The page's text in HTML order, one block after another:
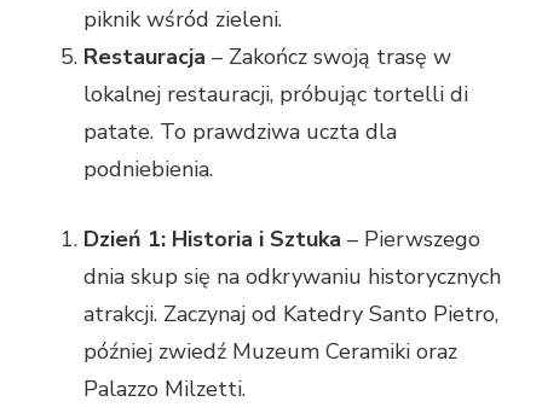
piknik wśród zieleni.
Restauracja – Zakończ swoją trasę w
lokalnej restauracji, próbując tortelli di
patate. To prawdziwa uczta dla
podniebienia.
Dzień 1: Historia i Sztuka – Pierwszego
dnia skup się na odkrywaniu historycznych
atrakcji. Zaczynaj od Katedry Santo Pietro,
później zwiedź Muzeum Ceramiki oraz
Palazzo Milzetti.